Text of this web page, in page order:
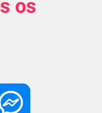
os